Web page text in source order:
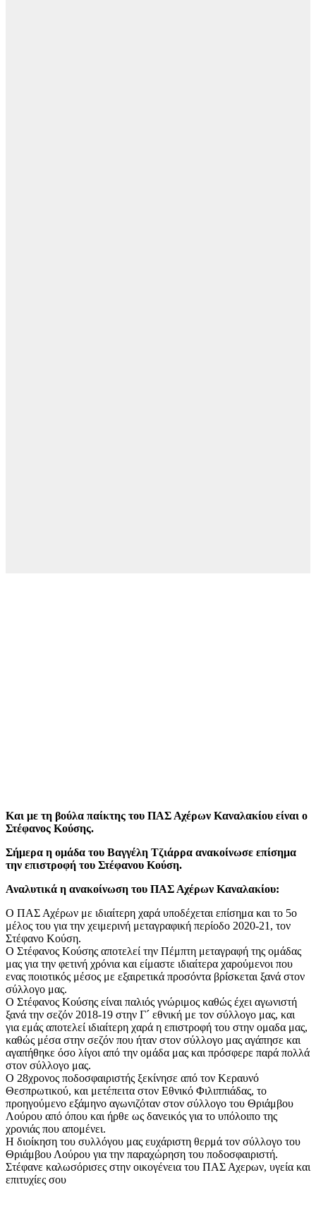
Και με τη βούλα παίκτης του ΠΑΣ Αχέρων Καναλακίου είναι ο
Στέφανος Κούσης.
Σήμερα η ομάδα του Βαγγέλη Τζιάρρα ανακοίνωσε επίσημα
την επιστροφή του Στέφανου Κούση.
Αναλυτικά η ανακοίνωση του ΠΑΣ Αχέρων Καναλακίου:
O ΠΑΣ Αχέρων με ιδιαίτερη χαρά υποδέχεται επίσημα και το 5ο
μέλος του για την χειμερινή μεταγραφική περίοδο 2020-21, τον
Στέφανο Κούση.
Ο Στέφανος Κούσης αποτελεί την Πέμπτη μεταγραφή της ομάδας
μας για την φετινή χρόνια και είμαστε ιδιαίτερα χαρούμενοι που
ενας ποιοτικός μέσος με εξαιρετικά προσόντα βρίσκεται ξανά στον
σύλλογο μας.
Ο Στέφανος Κούσης είναι παλιός γνώριμος καθώς έχει αγωνιστή
ξανά την σεζόν 2018-19 στην Γ´ εθνική με τον σύλλογο μας, και
για εμάς αποτελεί ιδιαίτερη χαρά η επιστροφή του στην ομαδα μας,
καθώς μέσα στην σεζόν που ήταν στον σύλλογο μας αγάπησε και
αγαπήθηκε όσο λίγοι από την ομάδα μας και πρόσφερε παρά πολλά
στον σύλλογο μας.
Ο 28χρονος ποδοσφαιριστής ξεκίνησε από τον Κεραυνό
Θεσπρωτικού, και μετέπειτα στον Εθνικό Φιλιππιάδας, το
προηγούμενο εξάμηνο αγωνιζόταν στον σύλλογο του Θριάμβου
Λούρου από όπου και ήρθε ως δανεικός για το υπόλοιπο της
χρονιάς που απομένει.
Η διοίκηση του συλλόγου μας ευχάριστη θερμά τον σύλλογο του
Θριάμβου Λούρου για την παραχώρηση του ποδοσφαιριστή.
Στέφανε καλωσόρισες στην οικογένεια του ΠΑΣ Αχερων, υγεία και
επιτυχίες σου